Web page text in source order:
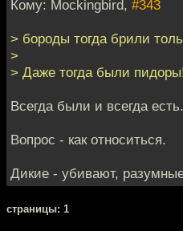
Кому: Mockingbird, #343
> бороды тогда брили
>
> Даже тогда были
Всегда были и всегда есть.
Вопрос - как относиться.
Дикие - убивают,
cтраницы: 1